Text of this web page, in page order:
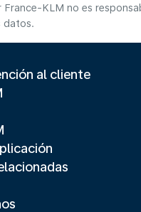
KLM no es
datos.
al cliente